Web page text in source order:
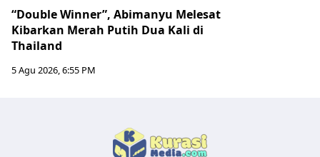
“Double Winner”, Abimanyu Melesat
Kibarkan Merah Putih Dua Kali di
Thailand
5 Agu 2026, 6:55 PM